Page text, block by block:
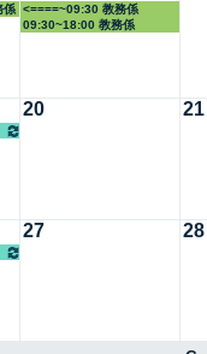
係 <====~09:30 教務係
09:30~18:00 教務係
20 21
27 28